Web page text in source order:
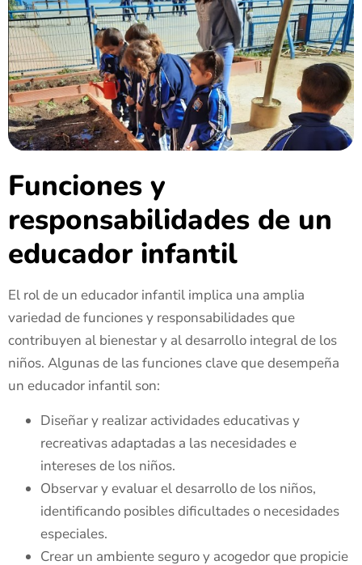
Funciones y
responsabilidades de un
educador infantil
El rol de un educador infantil implica una amplia
variedad de funciones y responsabilidades que
contribuyen al bienestar y al desarrollo integral de los
niños. Algunas de las funciones clave que desempeña
un educador infantil son:
Diseñar y realizar actividades educativas y
recreativas adaptadas a las necesidades e
intereses de los niños.
Observar y evaluar el desarrollo de los niños,
identificando posibles dificultades o necesidades
especiales.
Crear un ambiente seguro y acogedor que propicie